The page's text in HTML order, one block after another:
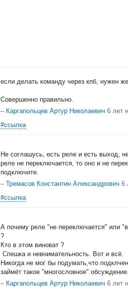
если делать команду через кпб, нужен
Совершенно правильно.
– Каргапольцев Артур Николаевич 6 лет
#ссылка
Не соглашусь, есть реле и есть выход,
реле не переключается, то оно и не
подключите.
– Тремасов Константин Александрович 6
#ссылка
А почему реле "не переключается" или
?
Кто в этом виноват ?
Спешка и невнимательность. Вот и всё.
Никогда не мог бы подумать,что
займёт такое "многословное"
– Каргапольцев Артур Николаевич 6 лет